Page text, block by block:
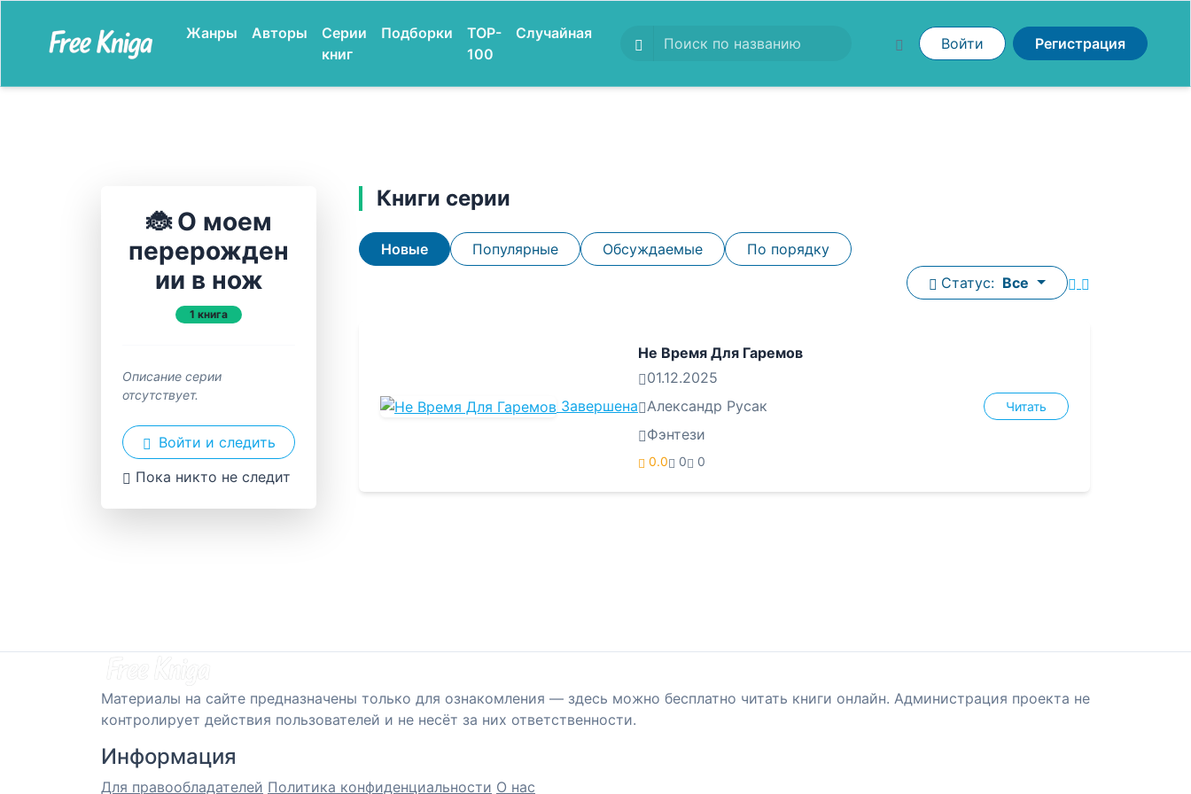
Жанры Авторы
Серии
книг
Подборки
TOP-
100
Случайная
Войти Регистрация
🐞 О моем
перерожден
ии в нож
1 книга
Описание серии
отсутствует.
Войти и следить
Пока никто не следит
Книги серии
Новые Популярные Обсуждаемые
По порядку
Статус: Все
Завершена
Не Время Для Гаремов
01.12.2025
Александр Русак
Фэнтези
0.0 0 0
Читать
Материалы на сайте предназначены только для ознакомления — здесь можно бесплатно читать книги онлайн. Администрация проекта не
контролирует действия пользователей и не несёт за них ответственности.
Информация
Для правообладателей Политика конфиденциальности О нас